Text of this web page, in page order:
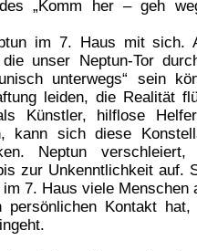
„Komm her – geh
im 7. Haus mit sich.
unser Neptun-Tor
unterwegs“ sein
leiden, die Realität
Künstler, hilflose
kann sich diese
Neptun verschleiert,
zur Unkenntlichkeit auf.
7. Haus viele Menschen
persönlichen Kontakt